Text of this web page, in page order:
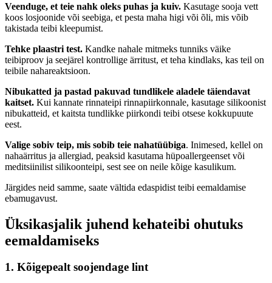
Veenduge, et teie nahk oleks puhas ja kuiv. Kasutage sooja vett
koos losjoonide või seebiga, et pesta maha higi või õli, mis võib
takistada teibi kleepumist.
Tehke plaastri test. Kandke nahale mitmeks tunniks väike
teibiproov ja seejärel kontrollige ärritust, et teha kindlaks, kas teil on
teibile nahareaktsioon.
Nibukatted ja pastad pakuvad tundlikele aladele täiendavat
kaitset. Kui kannate rinnateipi rinnapiirkonnale, kasutage silikoonist
nibukatteid, et kaitsta tundlikke piirkondi teibi otsese kokkupuute
eest.
Valige sobiv teip, mis sobib teie nahatüübiga. Inimesed, kellel on
nahaärritus ja allergiad, peaksid kasutama hüpoallergeenset või
meditsiinilist silikoonteipi, sest see on neile kõige kasulikum.
Järgides neid samme, saate vältida edaspidist teibi eemaldamise
ebamugavust.
Üksikasjalik juhend kehateibi ohutuks
eemaldamiseks
1. Kõigepealt soojendage lint